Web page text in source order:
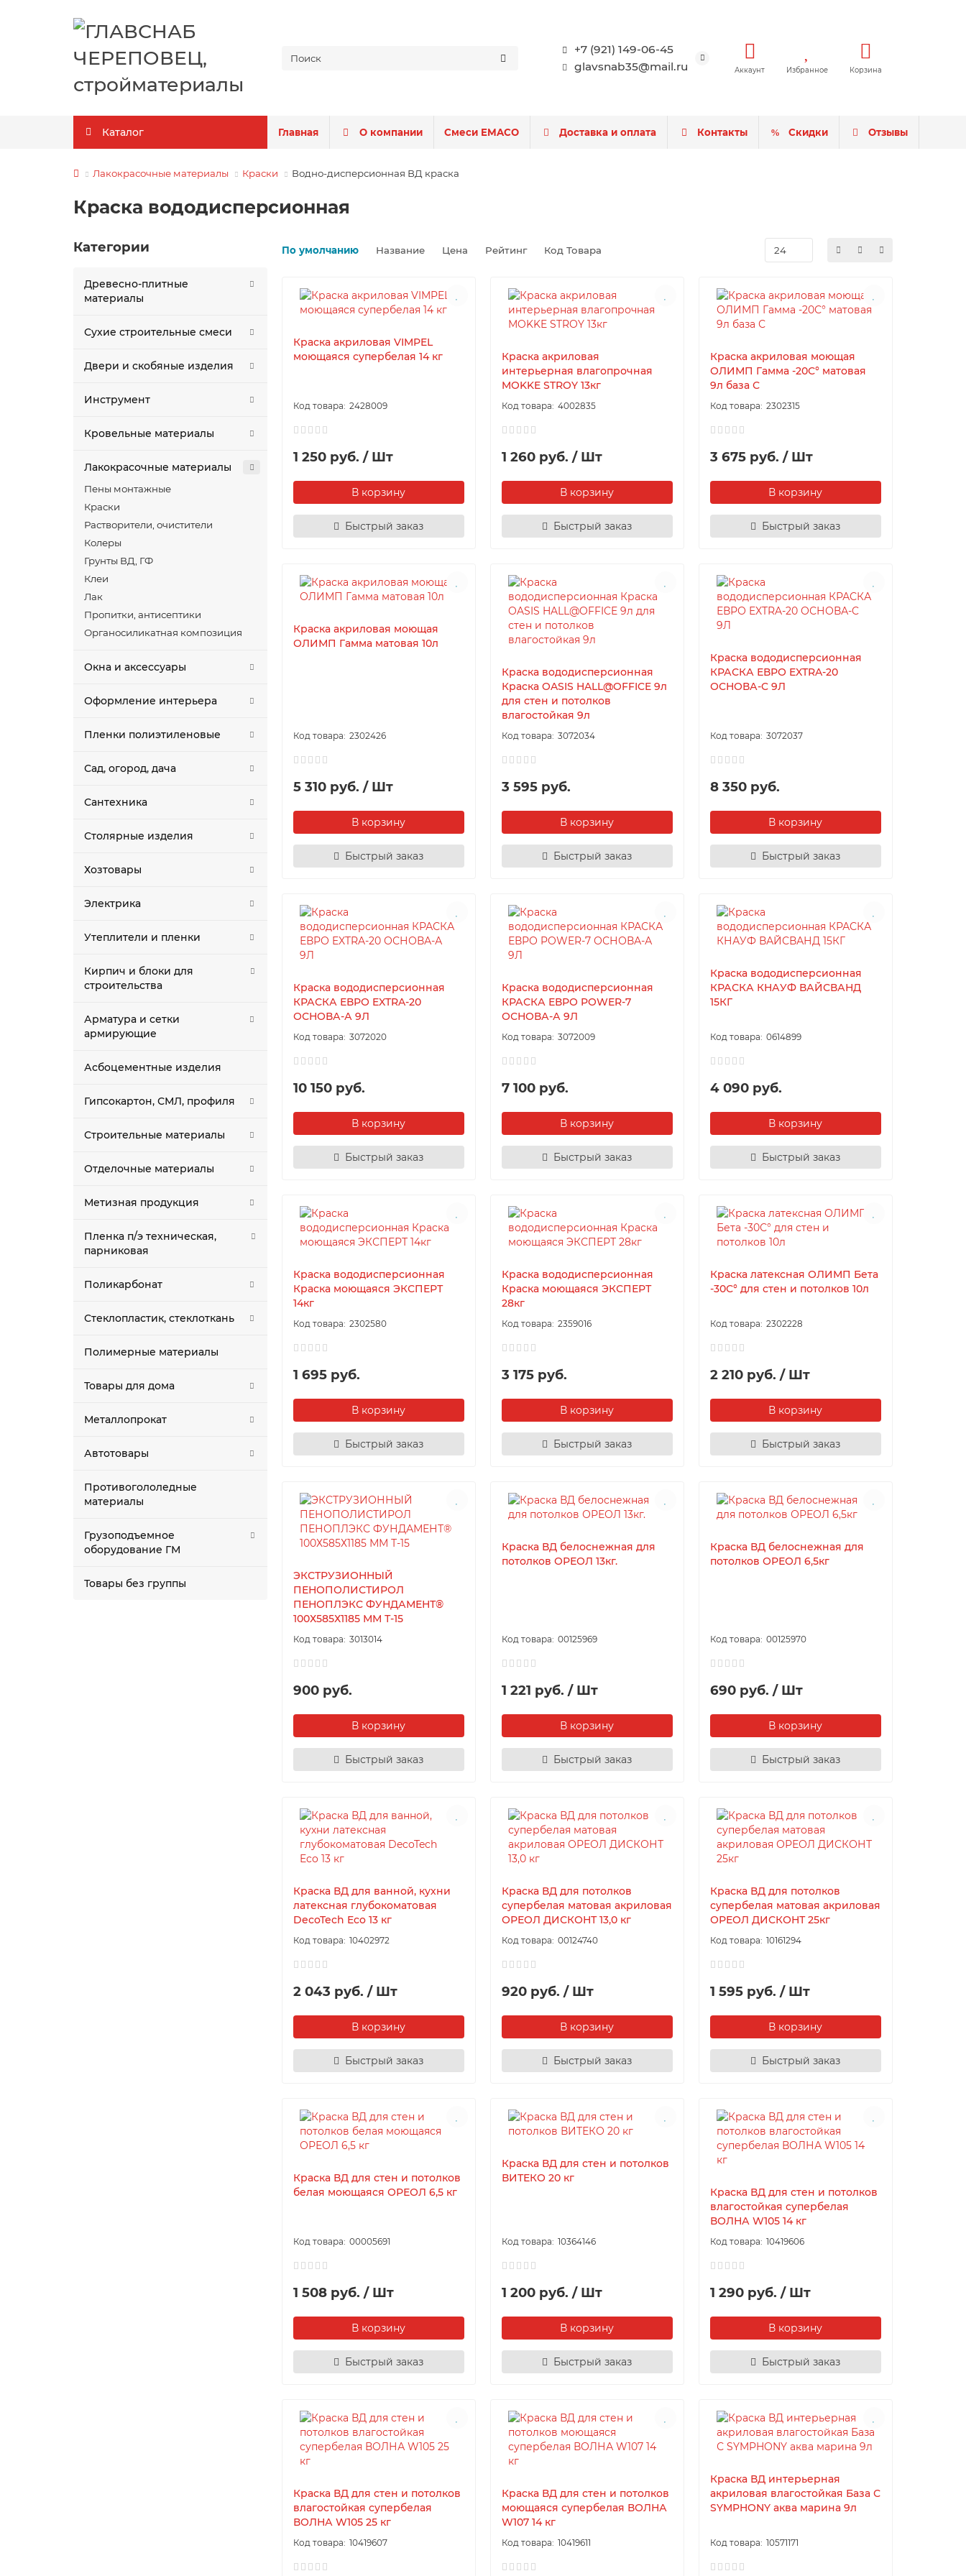
+7 (921) 149-06-45
glavsnab35@mail.ru
Аккаунт Избранное Корзина
Каталог Главная О компании Смеси EMACO Доставка и оплата Контакты Скидки Отзывы
Лакокрасочные материалы Краски Водно-дисперсионная ВД краска
Краска вододисперсионная
Категории
Древесно-плитные
материалы
Сухие строительные смеси
Двери и скобяные изделия
Инструмент
Кровельные материалы
Лакокрасочные материалы
Пены монтажные
Краски
Растворители, очистители
Колеры
Грунты ВД, ГФ
Клеи
Лак
Пропитки, антисептики
Органосиликатная композиция
Окна и аксессуары
Оформление интерьера
Пленки полиэтиленовые
Сад, огород, дача
Сантехника
Столярные изделия
Хозтовары
Электрика
Утеплители и пленки
Кирпич и блоки для
строительства
Арматура и сетки
армирующие
Асбоцементные изделия
Гипсокартон, СМЛ, профиля
Строительные материалы
Отделочные материалы
Метизная продукция
Пленка п/э техническая,
парниковая
Поликарбонат
Стеклопластик, стеклоткань
Полимерные материалы
Товары для дома
Металлопрокат
Автотовары
Противогололедные
материалы
Грузоподъемное
оборудование ГМ
Товары без группы
По умолчанию Название Цена Рейтинг Код Товара
Краска акриловая VIMPEL
моющаяся супербелая 14 кг
2428009
1 250 руб. / Шт
В корзину
Быстрый заказ
Краска акриловая
интерьерная влагопрочная
MOKKE STROY 13кг
4002835
1 260 руб. / Шт
В корзину
Быстрый заказ
Краска акриловая моющая
ОЛИМП Гамма -20С° матовая
9л база С
2302315
3 675 руб. / Шт
В корзину
Быстрый заказ
Краска акриловая моющая
ОЛИМП Гамма матовая 10л
2302426
5 310 руб. / Шт
В корзину
Быстрый заказ
Краска вододисперсионная
Краска OASIS HALL@OFFICE 9л
для стен и потолков
влагостойкая 9л
3072034
3 595 руб.
В корзину
Быстрый заказ
Краска вододисперсионная
КРАСКА ЕВРО EXTRA-20
ОСНОВА-C 9Л
3072037
8 350 руб.
В корзину
Быстрый заказ
Краска вододисперсионная
КРАСКА ЕВРО EXTRA-20
ОСНОВА-А 9Л
3072020
10 150 руб.
В корзину
Быстрый заказ
Краска вододисперсионная
КРАСКА ЕВРО POWER-7
ОСНОВА-А 9Л
3072009
7 100 руб.
В корзину
Быстрый заказ
Краска вододисперсионная
КРАСКА КНАУФ ВАЙСВАНД
15КГ
0614899
4 090 руб.
В корзину
Быстрый заказ
Краска вододисперсионная
Краска моющаяся ЭКСПЕРТ
14кг
2302580
1 695 руб.
В корзину
Быстрый заказ
Краска вододисперсионная
Краска моющаяся ЭКСПЕРТ
28кг
2359016
3 175 руб.
В корзину
Быстрый заказ
Краска латексная ОЛИМП Бета
-30С° для стен и потолков 10л
2302228
2 210 руб. / Шт
В корзину
Быстрый заказ
ЭКСТРУЗИОННЫЙ
ПЕНОПОЛИСТИРОЛ
ПЕНОПЛЭКС ФУНДАМЕНТ®
100Х585Х1185 ММ Т-15
3013014
900 руб.
В корзину
Быстрый заказ
Краска ВД белоснежная для
потолков ОРЕОЛ 13кг.
00125969
1 221 руб. / Шт
В корзину
Быстрый заказ
Краска ВД белоснежная для
потолков ОРЕОЛ 6,5кг
00125970
690 руб. / Шт
В корзину
Быстрый заказ
Краска ВД для ванной, кухни
латексная глубокоматовая
DecoTech Eco 13 кг
10402972
2 043 руб. / Шт
В корзину
Быстрый заказ
Краска ВД для потолков
супербелая матовая акриловая
ОРЕОЛ ДИСКОНТ 13,0 кг
00124740
920 руб. / Шт
В корзину
Быстрый заказ
Краска ВД для потолков
супербелая матовая акриловая
ОРЕОЛ ДИСКОНТ 25кг
10161294
1 595 руб. / Шт
В корзину
Быстрый заказ
Краска ВД для стен и потолков
белая моющаяся ОРЕОЛ 6,5 кг
00005691
1 508 руб. / Шт
В корзину
Быстрый заказ
Краска ВД для стен и потолков
ВИТЕКО 20 кг
10364146
1 200 руб. / Шт
В корзину
Быстрый заказ
Краска ВД для стен и потолков
влагостойкая супербелая
ВОЛНА W105 14 кг
10419606
1 290 руб. / Шт
В корзину
Быстрый заказ
Краска ВД для стен и потолков
влагостойкая супербелая
ВОЛНА W105 25 кг
10419607
Краска ВД для стен и потолков
моющаяся супербелая ВОЛНА
W107 14 кг
10419611
Краска ВД интерьерная
акриловая влагостойкая База С
SYMPHONY аква марина 9л
10571171